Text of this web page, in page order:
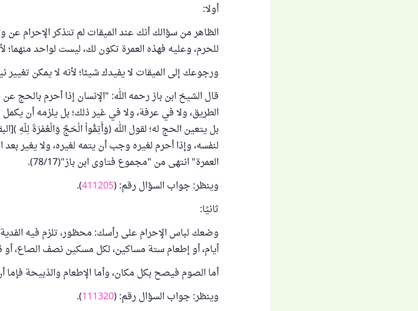
أولا:
الظاهر من سؤالك أنك عند الميقات لم تتذكر الإحرام
للحرم، وعليه فهذه العمرة تكون لك، ليست لواحد منهما؛
ورجوعك إلى الميقات لا يفيدك شيئا؛ لأنه لا يمكن تغيير
قال الشيخ ابن باز رحمه الله: "الإنسان إذا أحرم بالحج
الطريق، ولا في عرفة، ولا في غير ذلك؛ بل يلزمه أن يكمل
لنفسه، وإذا أحرم لغيره وجب أن يتمه لغيره، ولا يغير
العمرة" انتهى من "مجموع فتاوى ابن باز"(78/17).
وينظر: جواب السؤال رقم: (411205
).
ثانيًا:
وضعك لباس الإحرام على رأسك: محظور، تلزم فيه
أيام، أو إطعام ستة مساكين، لكل مسكين نصف الصاع،
أما الصوم فيصح بكل مكان، وأما الإطعام والذبيحة
وينظر: جواب السؤال رقم: (111320
).